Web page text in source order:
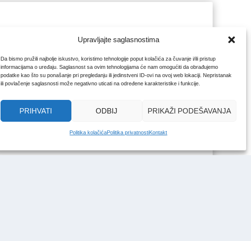
Upravljajte saglasnostima
Da bismo pružili najbolje iskustvo, koristimo tehnologije poput kolačića za čuvanje i/ili pristup
informacijama o uređaju. Saglasnost sa ovim tehnologijama će nam omogućiti da obrađujemo
podatke kao što su ponašanje pri pregledanju ili jedinstveni ID-ovi na ovoj web lokaciji. Nepristanak
ili povlačenje saglasnosti može negativno uticati na određene karakteristike i funkcije.
PRIHVATI ODBIJ PRIKAŽI PODEŠAVANJA
Politika kolačićaPolitika privatnostiKontakt